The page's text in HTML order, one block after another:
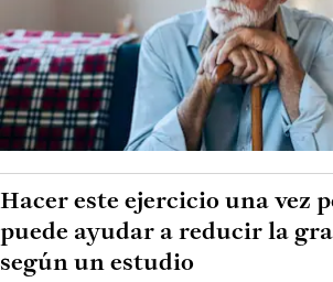
Hacer este ejercicio una vez
puede ayudar a reducir la
según un estudio